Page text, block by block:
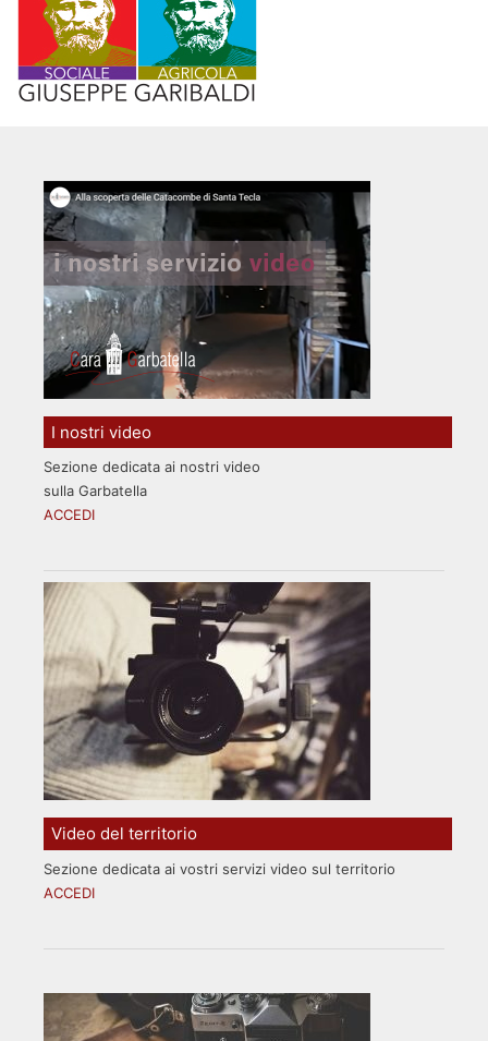
I nostri video
Sezione dedicata ai nostri video
sulla Garbatella
ACCEDI
Video del territorio
Sezione dedicata ai vostri servizi video sul territorio
ACCEDI